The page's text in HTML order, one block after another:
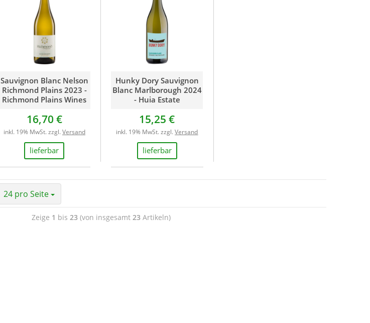
Sauvignon Blanc Nelson
Richmond Plains 2023 -
Richmond Plains Wines
16,70 €
lieferbar
inkl. 19% MwSt. zzgl. Versand
Hunky Dory Sauvignon
Blanc Marlborough 2024
- Huia Estate
15,25 €
lieferbar
inkl. 19% MwSt. zzgl.Versand
24 pro Seite
Zeige 1 bis 23(von insgesamt 23Artikeln)